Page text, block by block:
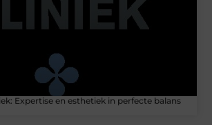
Expertise en esthetiek in perfecte balans